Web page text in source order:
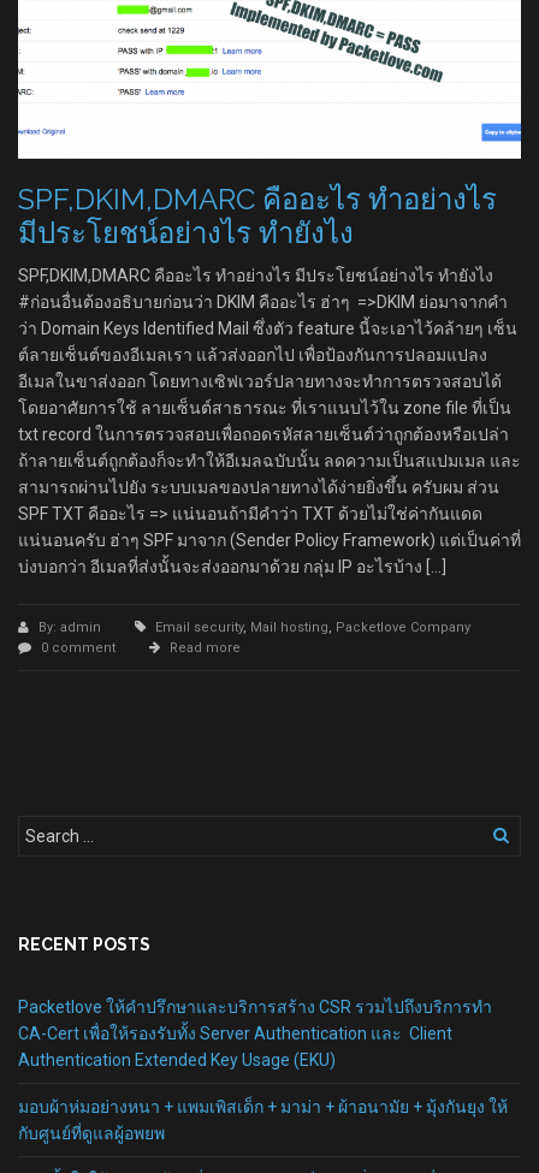
SPF,DKIM,DMARC คืออะไร ทำอย่างไร
มีประโยชน์อย่างไร ทำยังไง
SPF,DKIM,DMARC คืออะไร ทำอย่างไร มีประโยชน์อย่างไร ทำยังไง
#ก่อนอื่นต้องอธิบายก่อนว่า DKIM คืออะไร ฮ่าๆ =>DKIM ย่อมาจากคำ
ว่า Domain Keys Identified Mail ซึ่งตัว feature นี้จะเอาไว้คล้ายๆ เซ็น
ต์ลายเซ็นต์ของอีเมลเรา แล้วส่งออกไป เพื่อป้องกันการปลอมแปลง
อีเมลในขาส่งออก โดยทางเซิฟเวอร์ปลายทางจะทำการตรวจสอบได้
โดยอาศัยการใช้ ลายเซ็นต์สาธารณะ ที่เราแนบไว้ใน zone file ที่เป็น
txt record ในการตรวจสอบเพื่อถอดรหัสลายเซ็นต์ว่าถูกต้องหรือเปล่า
ถ้าลายเซ็นต์ถูกต้องก็จะทำให้อีเมลฉบับนั้น ลดความเป็นสแปมเมล และ
สามารถผ่านไปยัง ระบบเมลของปลายทางได้ง่ายยิ่งขึ้น ครับผม ส่วน
SPF TXT คืออะไร => แน่นอนถ้ามีคำว่า TXT ด้วยไม่ใช่ค่ากันแดด
แน่นอนครับ ฮ่าๆ SPF มาจาก (Sender Policy Framework) แต่เป็นค่าที่
บ่งบอกว่า อีเมลที่ส่งนั้นจะส่งออกมาด้วย กลุ่ม IP อะไรบ้าง […]
By: admin Email security, Mail hosting, Packetlove Company
0 comment
Read more
RECENT POSTS
Packetlove ให้คำปรึกษาและบริการสร้าง CSR รวมไปถึงบริการทำ
CA-Cert เพื่อให้รองรับทั้ง Server Authentication และ Client
Authentication Extended Key Usage (EKU)
มอบผ้าห่มอย่างหนา + แพมเพิสเด็ก + มาม่า + ผ้าอนามัย + มุ้งกันยุง ให้
กับศูนย์ที่ดูแลผู้อพยพ